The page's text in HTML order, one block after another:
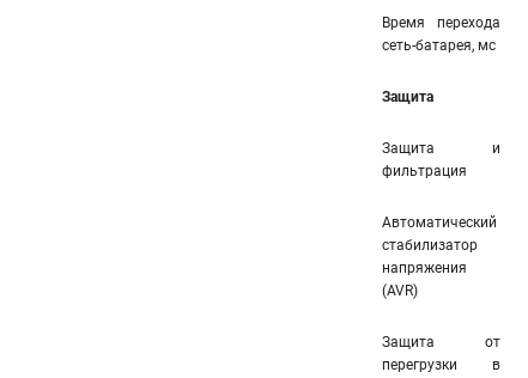
Время перехода
сеть-батарея, мс
Защита
Защита и
фильтрация
Автоматический
стабилизатор
напряжения
(AVR)
Защита от
перегрузки в